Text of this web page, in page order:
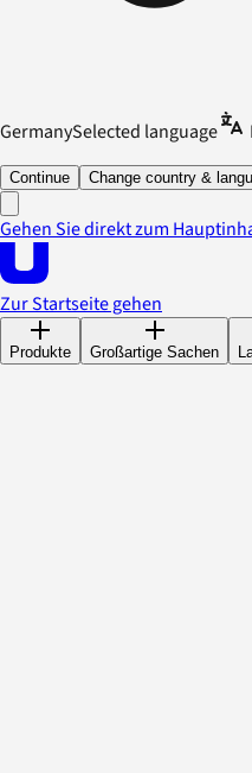
GermanySelected language
Continue Change country &
Gehen Sie direkt zum
Zur Startseite gehen
Produkte Großartige Sachen